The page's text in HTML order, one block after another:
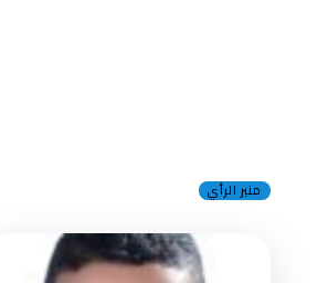
منبر الرأي